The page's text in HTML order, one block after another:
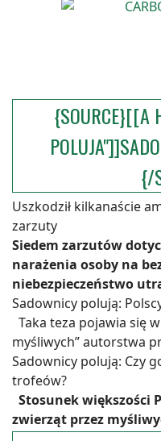
{SOURCE}[[A
{/
Uszkodził kilkanaście
zarzuty
Siedem zarzutów
narażenia osoby na
niebezpieczeństwo
Sadownicy polują:
Taka teza pojawia się
myśliwych” autorstwa
Sadownicy polują: Czy
trofeów?
Stosunek większości
zwierząt przez